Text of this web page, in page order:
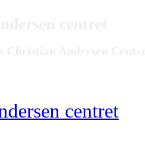
centret